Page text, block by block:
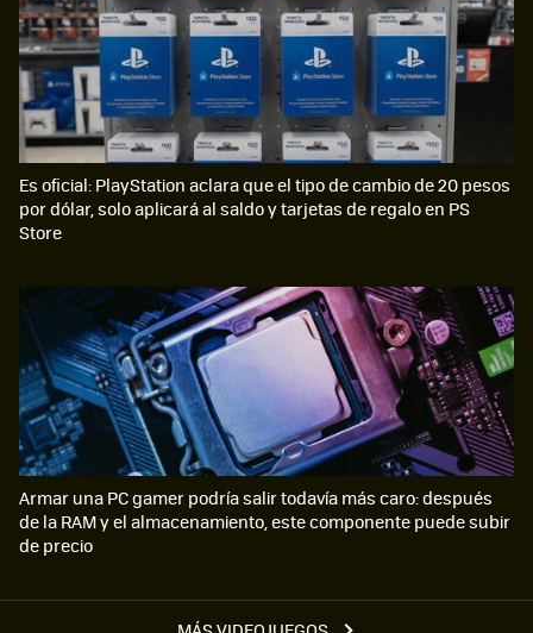
Es oficial: PlayStation aclara que el tipo de cambio de 20 pesos
por dólar, solo aplicará al saldo y tarjetas de regalo en PS
Store
Armar una PC gamer podría salir todavía más caro: después
de la RAM y el almacenamiento, este componente puede subir
de precio